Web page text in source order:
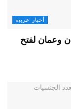
أخبار عربية
يوماً بين إيران وعمان لفتح